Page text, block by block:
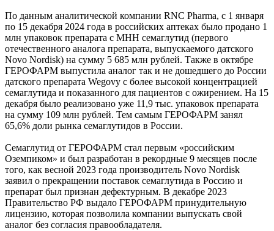
По данным аналитической компании RNC Pharma, с 1 января
по 15 декабря 2024 года в российских аптеках было продано 1
млн упаковок препарата с МНН семаглутид (первого
отечественного аналога препарата, выпускаемого датского
Novo Nordisk) на сумму 5 685 млн рублей. Также в октябре
ГЕРОФАРМ выпустила аналог так и не дошедшего до России
датского препарата Wegovy с более высокой концентрацией
семаглутида и показанного для пациентов с ожирением. На 15
декабря было реализовано уже 11,9 тыс. упаковок препарата
на сумму 109 млн рублей. Тем самым ГЕРОФАРМ занял
65,6% доли рынка семаглутидов в России.
Семаглутид от ГЕРОФАРМ стал первым «российским
Оземпиком» и был разработан в рекордные 9 месяцев после
того, как весной 2023 года производитель Novo Nordisk
заявил о прекращении поставок семаглутида в Россию и
препарат был признан дефектурным. В декабре 2023
Правительство РФ выдало ГЕРОФАРМ принудительную
лицензию, которая позволила компании выпускать свой
аналог без согласия правообладателя.